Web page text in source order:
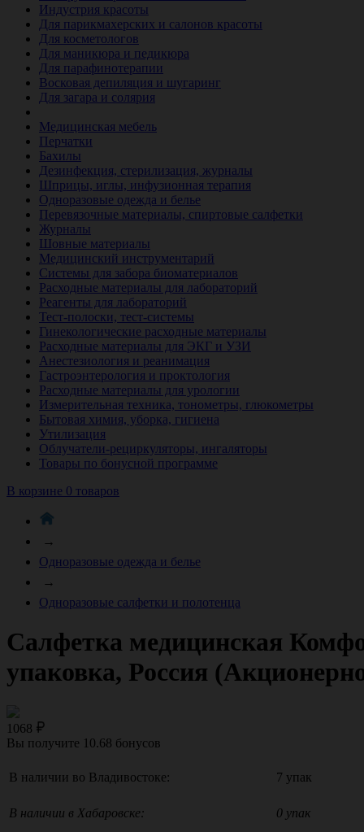
Индустрия красоты
Для парикмахерских и салонов красоты
Для косметологов
Для маникюра и педикюра
Для парафинотерапии
Восковая депиляция и шугаринг
Для загара и солярия
Медицинская мебель
Перчатки
Бахилы
Дезинфекция, стерилизация, журналы
Шприцы, иглы, инфузионная терапия
Одноразовые одежда и белье
Перевязочные материалы, спиртовые салфетки
Журналы
Шовные материалы
Медицинский инструментарий
Системы для забора биоматериалов
Расходные материалы для лабораторий
Реагенты для лабораторий
Тест-полоски, тест-системы
Гинекологические расходные материалы
Расходные материалы для ЭКГ и УЗИ
Анестезиология и реанимация
Гастроэнтерология и проктология
Расходные материалы для урологии
Измерительная техника, тонометры, глюкометры
Бытовая химия, уборка, гигиена
Утилизация
Облучатели-рециркуляторы, ингаляторы
Товары по бонусной программе
В корзине 0 товаров
→
Одноразовые одежда и белье
→
Одноразовые салфетки и полотенца
Салфетка медицинская
упаковка, Россия
1068
Вы получите 10.68 бонусов
В наличии во Владивостоке: 7 упак
В наличии в Хабаровске: 0 упак